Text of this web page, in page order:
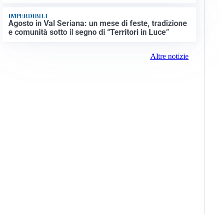
IMPERDIBILI
Agosto in Val Seriana: un mese di feste, tradizione
e comunità sotto il segno di “Territori in Luce”
Altre notizie